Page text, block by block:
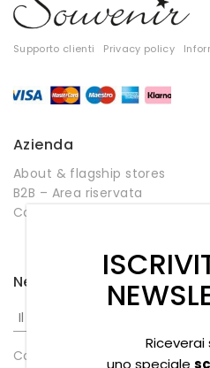
Tutti
Gift Card
Supporto clienti Privacy policy
Azienda
About & flagship stores
B2B – Area riservata
Contatti
Newsletter
Compleanno
Riceverai
uno speciale